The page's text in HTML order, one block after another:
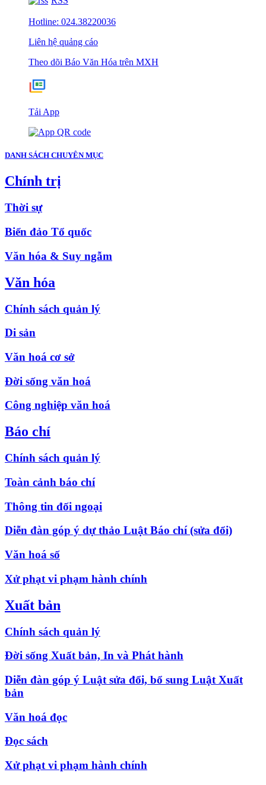
Hotline: 024.38220036
Liên hệ quảng cáo
Theo dõi Báo Văn Hóa trên MXH
Tải App
DANH SÁCH CHUYÊN MỤC
Chính trị
Thời sự
Biển đảo Tổ quốc
Văn hóa & Suy ngẫm
Văn hóa
Chính sách quản lý
Di sản
Văn hoá cơ sở
Đời sống văn hoá
Công nghiệp văn hoá
Báo chí
Chính sách quản lý
Toàn cảnh báo chí
Thông tin đối ngoại
Diễn đàn góp ý dự thảo Luật Báo chí (sửa đổi)
Văn hoá số
Xử phạt vi phạm hành chính
Xuất bản
Chính sách quản lý
Đời sống Xuất bản, In và Phát hành
Diễn đàn góp ý Luật sửa đổi, bổ sung Luật Xuất
bản
Văn hoá đọc
Đọc sách
Xử phạt vi phạm hành chính